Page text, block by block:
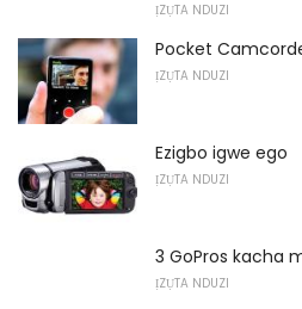
ỊZỤTA NDUZI
Pocket
ỊZỤTA NDUZI
Ezigbo igwe ego
ỊZỤTA NDUZI
3 GoPros kacha
ỊZỤTA NDUZI